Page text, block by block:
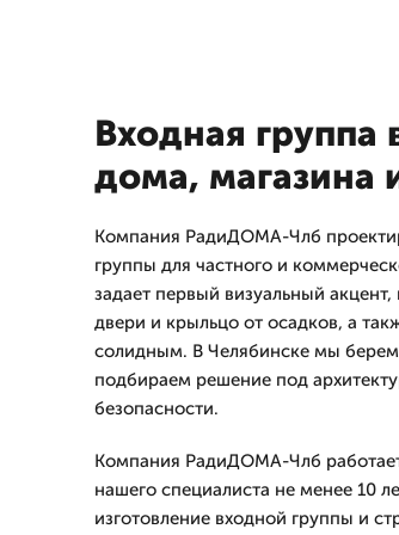
Входная группа
дома, магазина
Компания РадиДОМА-Члб
группы для частного и
задает первый визуальный
двери и крыльцо от осадков, а
солидным. В Челябинске мы
подбираем решение под
безопасности.
Компания РадиДОМА-Члб
нашего специалиста не менее 10
изготовление входной группы и